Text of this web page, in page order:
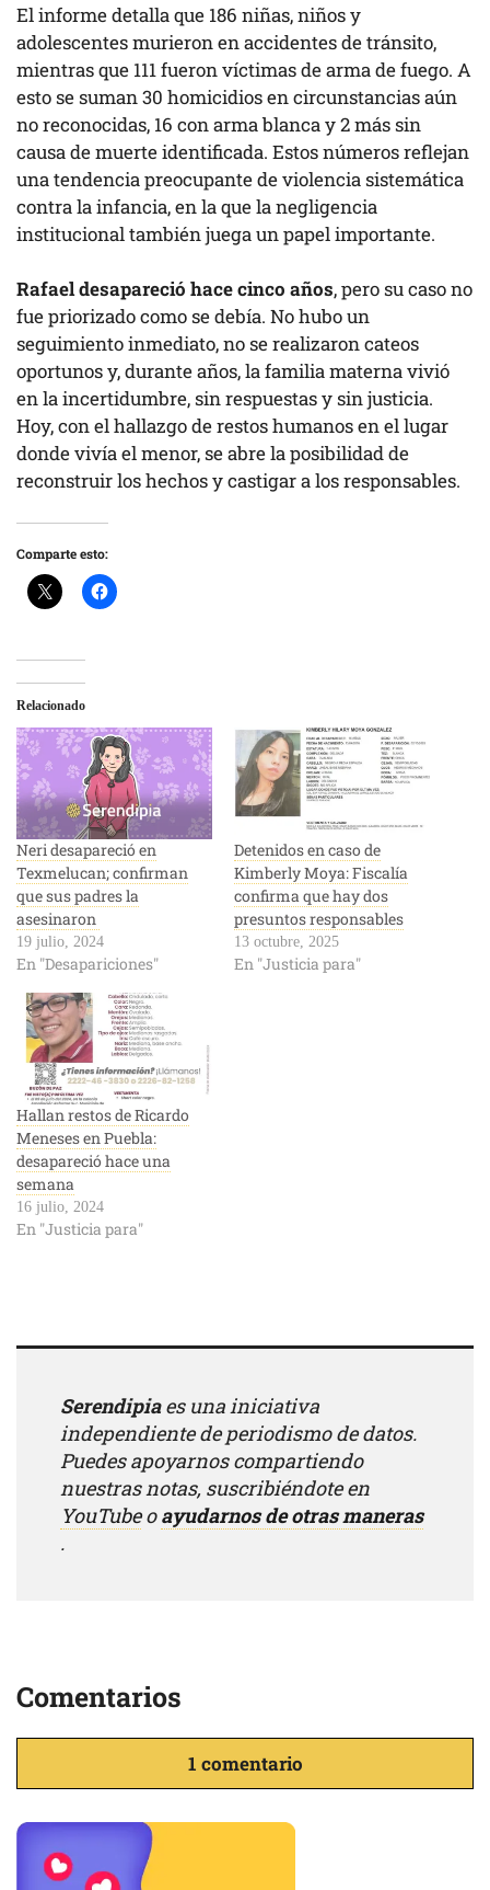
El informe detalla que 186 niñas, niños y
adolescentes murieron en accidentes de tránsito,
mientras que 111 fueron víctimas de arma de fuego. A
esto se suman 30 homicidios en circunstancias aún
no reconocidas, 16 con arma blanca y 2 más sin
causa de muerte identificada. Estos números reflejan
una tendencia preocupante de violencia sistemática
contra la infancia, en la que la negligencia
institucional también juega un papel importante.
Rafael desapareció hace cinco años, pero su caso no
fue priorizado como se debía. No hubo un
seguimiento inmediato, no se realizaron cateos
oportunos y, durante años, la familia materna vivió
en la incertidumbre, sin respuestas y sin justicia.
Hoy, con el hallazgo de restos humanos en el lugar
donde vivía el menor, se abre la posibilidad de
reconstruir los hechos y castigar a los responsables.
Comparte esto:
Relacionado
Neri desapareció en
Texmelucan; confirman
que sus padres la
asesinaron
19 julio, 2024
En "Desapariciones"
Detenidos en caso de
Kimberly Moya: Fiscalía
confirma que hay dos
presuntos responsables
13 octubre, 2025
En "Justicia para"
Hallan restos de Ricardo
Meneses en Puebla:
desapareció hace una
semana
16 julio, 2024
En "Justicia para"
Serendipiaes una iniciativa
independiente de periodismo de datos.
Puedes apoyarnos compartiendo
nuestras notas, suscribiéndote en
YouTubeoayudarnos de otras maneras
.
Comentarios
1 comentario